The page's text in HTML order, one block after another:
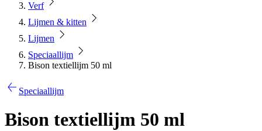
Verf
Lijmen & kitten
Lijmen
Speciaallijm
Bison textiellijm 50 ml
Speciaallijm
Bison textiellijm 50 ml